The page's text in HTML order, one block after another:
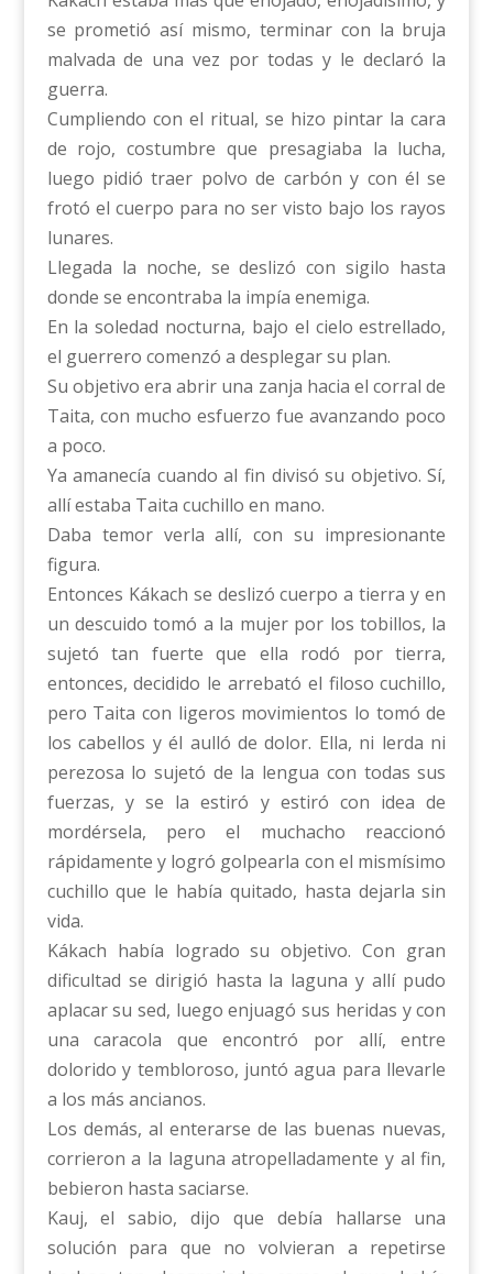
se prometió así mismo, terminar con la bruja
malvada de una vez por todas y le declaró la
guerra.
Cumpliendo con el ritual, se hizo pintar la cara
de rojo, costumbre que presagiaba la lucha,
luego pidió traer polvo de carbón y con él se
frotó el cuerpo para no ser visto bajo los rayos
lunares.
Llegada la noche, se deslizó con sigilo hasta
donde se encontraba la impía enemiga.
En la soledad nocturna, bajo el cielo estrellado,
el guerrero comenzó a desplegar su plan.
Su objetivo era abrir una zanja hacia el corral de
Taita, con mucho esfuerzo fue avanzando poco
a poco.
Ya amanecía cuando al fin divisó su objetivo. Sí,
allí estaba Taita cuchillo en mano.
Daba temor verla allí, con su impresionante
figura.
Entonces Kákach se deslizó cuerpo a tierra y en
un descuido tomó a la mujer por los tobillos, la
sujetó tan fuerte que ella rodó por tierra,
entonces, decidido le arrebató el filoso cuchillo,
pero Taita con ligeros movimientos lo tomó de
los cabellos y él aulló de dolor. Ella, ni lerda ni
perezosa lo sujetó de la lengua con todas sus
fuerzas, y se la estiró y estiró con idea de
mordérsela, pero el muchacho reaccionó
rápidamente y logró golpearla con el mismísimo
cuchillo que le había quitado, hasta dejarla sin
vida.
Kákach había logrado su objetivo. Con gran
dificultad se dirigió hasta la laguna y allí pudo
aplacar su sed, luego enjuagó sus heridas y con
una caracola que encontró por allí, entre
dolorido y tembloroso, juntó agua para llevarle
a los más ancianos.
Los demás, al enterarse de las buenas nuevas,
corrieron a la laguna atropelladamente y al fin,
bebieron hasta saciarse.
Kauj, el sabio, dijo que debía hallarse una
solución para que no volvieran a repetirse